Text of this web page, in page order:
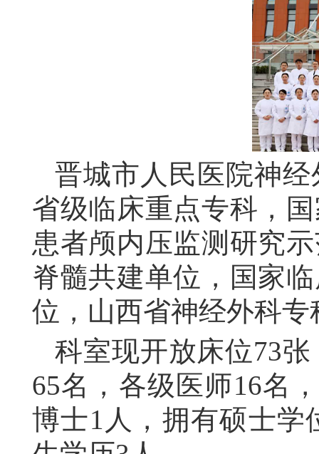
晋城市人民医院神经
省级临床重点专科，
患者颅内压监测研究
脊髓共建单位，国家
位，山西省神经外科
科室现开放床位73张
65名，各级医师16名
博士1 人，拥有硕士学